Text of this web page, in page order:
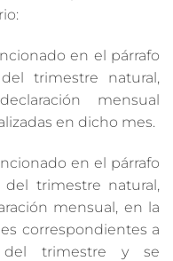
en el párrafo
trimestre natural,
mensual
en dicho mes.
en el párrafo
trimestre natural,
mensual, en la
correspondientes a
del trimestre y se